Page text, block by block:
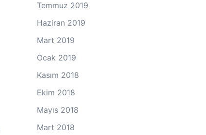
Temmuz 2019
Haziran 2019
Mart 2019
Ocak 2019
Kasım 2018
Ekim 2018
Mayıs 2018
Mart 2018